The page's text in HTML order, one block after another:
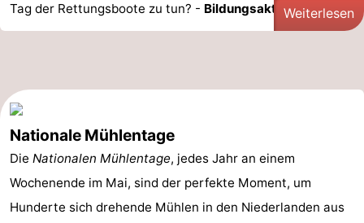
Tag der Rettungsboote zu tun? - Bildungsaktivitäten: ...
Weiterlesen
Nationale Mühlentage
Die Nationalen Mühlentage, jedes Jahr an einem
Wochenende im Mai, sind der perfekte Moment, um
Hunderte sich drehende Mühlen in den Niederlanden aus